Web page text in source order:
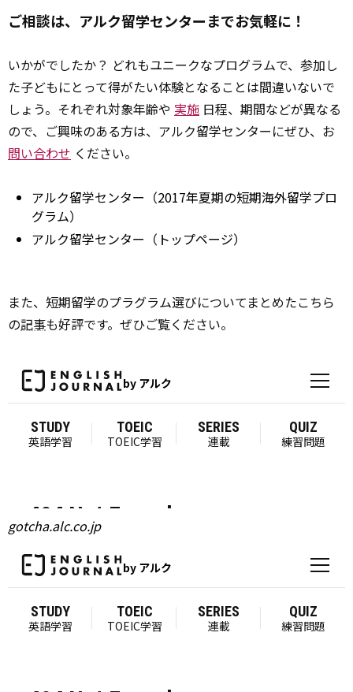
ご相談は、アルク留学センターまでお気軽に！
いかがでしたか？ どれもユニークなプログラムで、参加し
た子どもにとって得がたい体験となることは間違いないで
しょう。それぞれ対象年齢や 実施 日程、期間などが異なる
ので、ご興味のある方は、アルク留学センターにぜひ、お
問い合わせ ください。
アルク留学センター（2017年夏期の短期海外留学プロ
グラム）
アルク留学センター（トップページ）
また、短期留学のプラグラム選びについてまとめたこちら
の記事も好評です。ぜひご覧ください。
gotcha.alc.co.jp